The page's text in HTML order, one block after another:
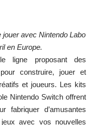
avec Nintendo Labo
en Europe.
ligne proposant des
construire, jouer et
et joueurs. Les kits
Nintendo Switch offrent
fabriquer d’amusantes
avec vos nouvelles